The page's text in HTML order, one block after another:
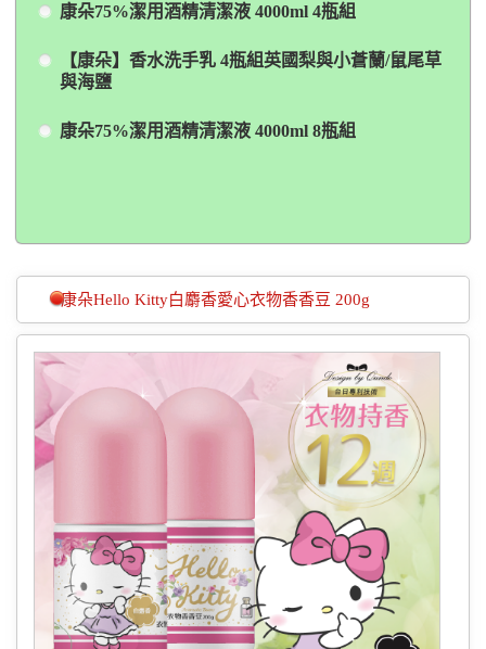
康朵75%潔用酒精清潔液 4000ml 4瓶組
【康朵】香水洗手乳 4瓶組英國梨與小蒼蘭/鼠尾草
與海鹽
康朵75%潔用酒精清潔液 4000ml 8瓶組
康朵Hello Kitty白麝香愛心衣物香香豆 200g